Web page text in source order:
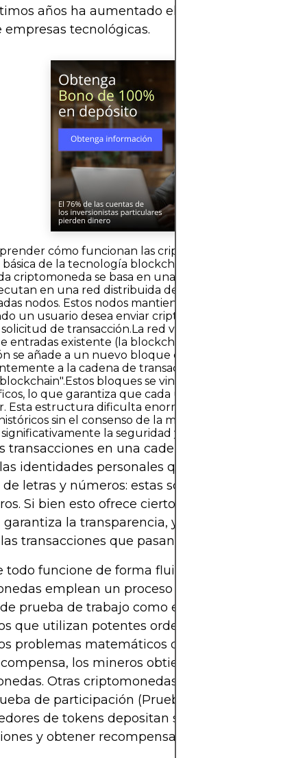
años ha aumentado el interés tanto de
empresas tecnológicas.
cómo funcionan las criptomonedas, es útil
básica de la tecnología blockchain y el intercambio de
criptomoneda se basa en una serie de programas
en una red distribuida de computadoras, a
nodos. Estos nodos mantienen y validan los datos
un usuario desea enviar criptomonedas a otra
de transacción.La red valida la transacción
entradas existente (la blockchain).Una vez validada, la
se añade a un nuevo bloque de datos.El bloque se
a la cadena de transacciones anteriores, de
bloques se vinculan mediante
lo que garantiza que cada uno se conecte de
Esta estructura dificulta enormemente la alteración
sin el consenso de la mayoría de los usuarios,
la seguridad y previene el fraude.
transacciones en una cadena de bloques son
identidades personales quedan ocultas tras
letras y números: estas son las direcciones de
Si bien esto ofrece cierto grado de privacidad,
la transparencia, ya que cualquiera
transacciones que pasan por el sistema.
todo funcione de forma fluida y segura, muchas
emplean un proceso llamado minería. En
prueba de trabajo como el de Bitcoin, los
que utilizan potentes ordenadores para
problemas matemáticos que validan las
los mineros obtienen nuevos tokens
Otras criptomonedas utilizan lo que se
de participación (Prueba de Participación),
de tokens depositan sus monedas para
y obtener recompensas.